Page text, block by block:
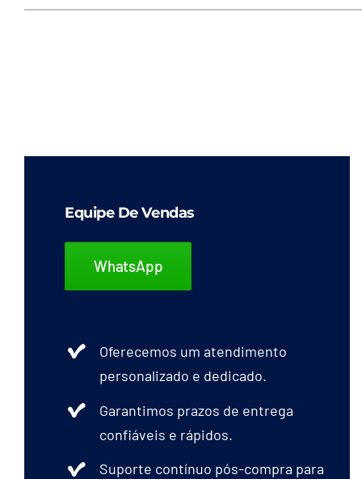
Equipe De Vendas
WhatsApp
Oferecemos um atendimento
personalizado e dedicado.
Garantimos prazos de entrega
confiáveis e rápidos.
Suporte contínuo pós-compra para